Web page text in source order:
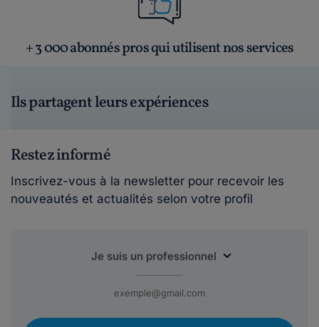
+ 3 000 abonnés pros qui utilisent nos services
Ils partagent leurs expériences
Restez informé
Inscrivez-vous à la newsletter pour recevoir les
nouveautés et actualités selon votre profil